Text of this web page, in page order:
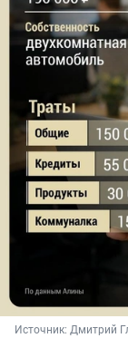
Источник: Дмитрий